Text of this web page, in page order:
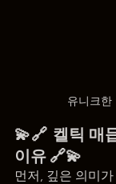
유니크한
💫🔗 켈틱 매
이유 🔗💫
먼저, 깊은 의미